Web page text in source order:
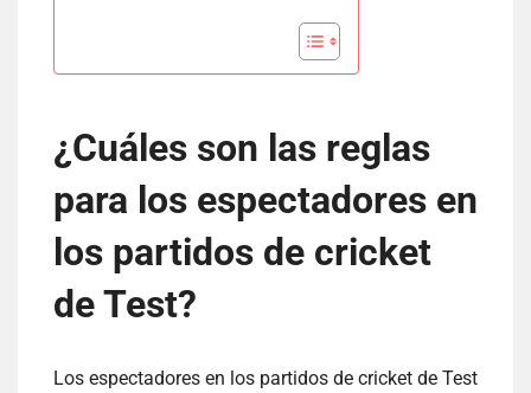
¿Cuáles son las reglas
para los espectadores en
los partidos de cricket
de Test?
Los espectadores en los partidos de cricket de Test